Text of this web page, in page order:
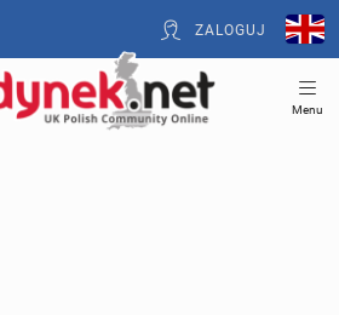
ZALOGUJ
Menu